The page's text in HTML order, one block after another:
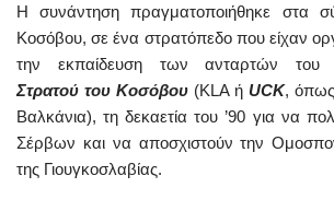
Η συνάντηση πραγματοποιήθηκε στα
Κοσόβου, σε ένα στρατόπεδο που είχαν
την εκπαίδευση των ανταρτών του
Στρατού του Κοσόβου (KLA ή UCK, όπως
Βαλκάνια), τη δεκαετία του ’90 για να
Σέρβων και να αποσχιστούν την
της Γιουγκοσλαβίας.